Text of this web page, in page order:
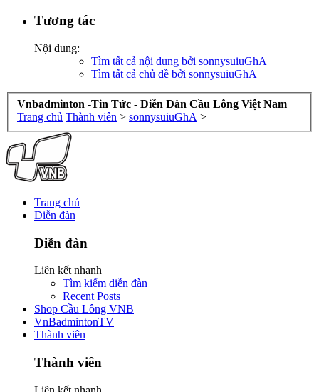
Tương tác
Nội dung:
Tìm tất cả nội dung bởi sonnysuiuGhA
Tìm tất cả chủ đề bởi sonnysuiuGhA
Vnbadminton -Tin Tức - Diễn Đàn Cầu Lông Việt Nam
Trang chủ Thành viên > sonnysuiuGhA >
Trang chủ
Diễn đàn
Diễn đàn
Liên kết nhanh
Tìm kiếm diễn đàn
Recent Posts
Shop Cầu Lông VNB
VnBadmintonTV
Thành viên
Thành viên